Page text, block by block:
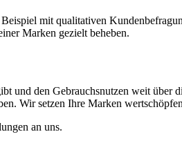
mit qualitativen
Marken gezielt beheben.
und den Gebrauchsnutzen weit über
Wir setzen Ihre Marken
an uns.